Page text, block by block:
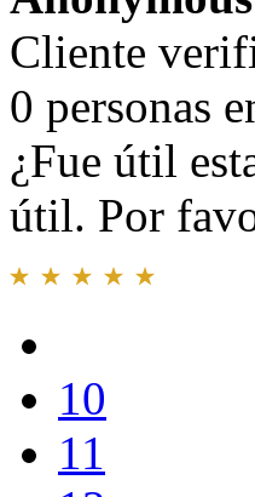
Cliente
0 personas
¿Fue útil
útil. Por
10
11